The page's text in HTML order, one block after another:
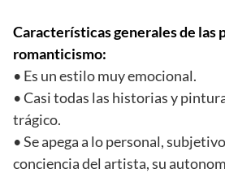
Características generales de las
romanticismo:
• Es un estilo muy emocional.
• Casi todas las historias y
trágico.
• Se apega a lo personal,
conciencia del artista, su